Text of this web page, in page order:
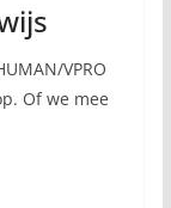
VPRO
Of we mee